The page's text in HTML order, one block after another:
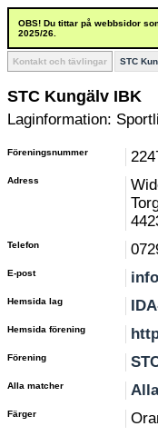
OBS! Du tittar på webbsidor
2025/26.
Kontakt och tävlingar STC
STC Kungälv IBK
Laginformation:
Föreningsnummer
Adress
Telefon
E-post
Hemsida lag
Hemsida förening
Förening
Alla matcher
Färger